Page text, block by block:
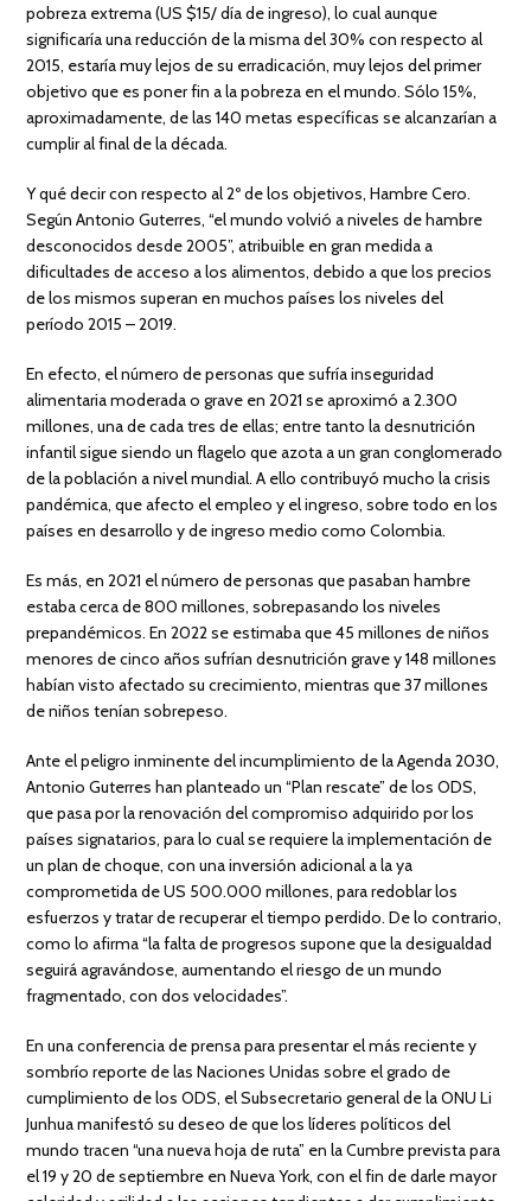
pobreza extrema (US $15/ día de ingreso), lo cual aunque
significaría una reducción de la misma del 30% con respecto al
2015, estaría muy lejos de su erradicación, muy lejos del primer
objetivo que es poner fin a la pobreza en el mundo. Sólo 15%,
aproximadamente, de las 140 metas específicas se alcanzarían a
cumplir al final de la década.
Y qué decir con respecto al 2º de los objetivos, Hambre Cero.
Según Antonio Guterres, “el mundo volvió a niveles de hambre
desconocidos desde 2005”, atribuible en gran medida a
dificultades de acceso a los alimentos, debido a que los precios
de los mismos superan en muchos países los niveles del
período 2015 – 2019.
En efecto, el número de personas que sufría inseguridad
alimentaria moderada o grave en 2021 se aproximó a 2.300
millones, una de cada tres de ellas; entre tanto la desnutrición
infantil sigue siendo un flagelo que azota a un gran conglomerado
de la población a nivel mundial. A ello contribuyó mucho la crisis
pandémica, que afecto el empleo y el ingreso, sobre todo en los
países en desarrollo y de ingreso medio como Colombia.
Es más, en 2021 el número de personas que pasaban hambre
estaba cerca de 800 millones, sobrepasando los niveles
prepandémicos. En 2022 se estimaba que 45 millones de niños
menores de cinco años sufrían desnutrición grave y 148 millones
habían visto afectado su crecimiento, mientras que 37 millones
de niños tenían sobrepeso.
Ante el peligro inminente del incumplimiento de la Agenda 2030,
Antonio Guterres han planteado un “Plan rescate” de los ODS,
que pasa por la renovación del compromiso adquirido por los
países signatarios, para lo cual se requiere la implementación de
un plan de choque, con una inversión adicional a la ya
comprometida de US 500.000 millones, para redoblar los
esfuerzos y tratar de recuperar el tiempo perdido. De lo contrario,
como lo afirma “la falta de progresos supone que la desigualdad
seguirá agravándose, aumentando el riesgo de un mundo
fragmentado, con dos velocidades”.
En una conferencia de prensa para presentar el más reciente y
sombrío reporte de las Naciones Unidas sobre el grado de
cumplimiento de los ODS, el Subsecretario general de la ONU Li
Junhua manifestó su deseo de que los líderes políticos del
mundo tracen “una nueva hoja de ruta” en la Cumbre prevista para
el 19 y 20 de septiembre en Nueva York, con el fin de darle mayor